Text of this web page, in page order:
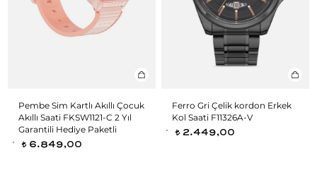
Pembe Sim Kartlı Akıllı Çocuk
Akıllı Saati FKSW1121-C 2 Yıl
Garantili Hediye Paketli
t 6.849,00
Ferro Gri Çelik kordon Erkek
Kol Saati F11326A-V
t 2.449,00